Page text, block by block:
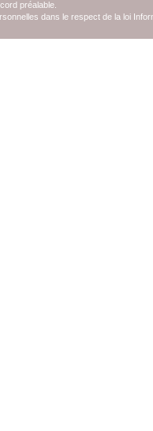
préalable.
dans le respect de la loi